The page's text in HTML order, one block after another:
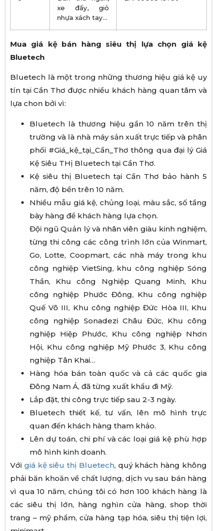
xe đẩy, giỏ
nhựa xách tay…
Mua giá kệ bán hàng siêu thị lựa chọn giá kệ
Bluetech
Bluetech là một trong những thương hiệu giá kệ uy
tín tại Cần Thơ được nhiều khách hàng quan tâm và
lựa chon bởi vì:
Bluetech là thương hiệu gần 10 năm trên thị
trường và là nhà máy sản xuất trực tiếp và phân
phối #Giá_kệ_tại_Cần_Thơ thông qua đại lý Giá
Kệ Siêu THị Bluetech tại Cần Thơ.
Kệ siêu thị Bluetech tại Cần Thơ bảo hành 5
năm, độ bền trên 10 năm.
Nhiều mẫu giá kệ, chủng loại, màu sắc, số tầng
bày hàng để khách hàng lựa chọn.
Đội ngũ Quản lý và nhân viên giàu kinh nghiệm,
từng thi công các công trình lớn của Winmart,
Go, Lotte, Coopmart, các nhà máy trong khu
công nghiệp VietSing, khu công nghiệp Sóng
Thần, Khu công Nghiệp Quang Minh, Khu
công nghiệp Phước Đông, Khu công nghiệp
Quế Võ III, Khu công nghiệp Đức Hòa III, Khu
công nghiệp Sonadezi Châu Đức, Khu công
nghiệp Hiệp Phước, Khu công nghiệp Nhơn
Hội, Khu công nghiệp Mỹ Phước 3, Khu công
nghiệp Tân Khai…
Hàng hóa bán toàn quốc và cả các quốc gia
Đông Nam Á, đã từng xuất khẩu đi Mỹ.
Lắp đặt, thi công trực tiếp sau 2-3 ngày.
Bluetech thiết kế, tư vấn, lên mô hình trực
quan đến khách hàng tham khảo.
Lên dự toán, chi phí và các loại giá kệ phù hợp
mô hình kinh doanh.
Với giá kệ siêu thị Bluetech, quý khách hàng không
phải băn khoăn về chất lượng, dịch vụ sau bán hàng
vì qua 10 năm, chúng tôi có hơn 100 khách hàng là
các siêu thị lớn, hàng nghìn cửa hàng, shop thời
trang – mỹ phẩm, cửa hàng tạp hóa, siêu thị tiện lợi,